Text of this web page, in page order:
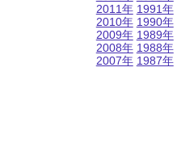
2011年
2010年
2009年
2008年
2007年
1991年
1990年
1989年
1988年
1987年